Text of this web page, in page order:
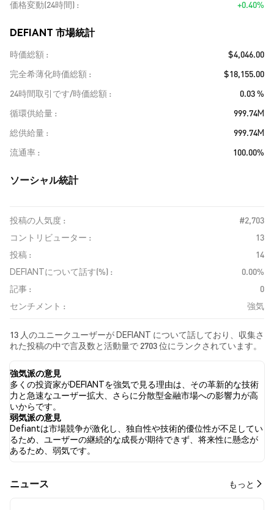
価格変動(24時間)
+0.40%
DEFIANT 市場統計
時価総額
$4,046.00
完全希薄化時価総額
$18,155.00
24時間取引です/時価総額
0.03 %
循環供給量
999.74M
総供給量
999.74M
流通率
100.00%
ソーシャル統計
投稿の人気度 :
#2,703
コントリビューター :
13
投稿 :
14
DEFIANTについて話す(%) :
0.00%
記事 :
0
センチメント :
強気
13 人のユニークユーザーが DEFIANT について話しており、収集さ
れた投稿の中で言及数と活動量で 2703 位にランクされています。
の感情は 強気 でした。 最後に、DEFIANT に関するニュース記事
が 0 件公開されました。 Twitterでは、7.14% のツイートが強気の
感情を示し、7.14% のツイートが弱気の感情を示しました。
85.71% のツイートは DEFIANT に対して中立的でした。 これらの
感情分析は 14 件のツイートに基づいています。
強気派の意見
多くの投資家がDEFIANTを強気で見る理由は、その革新的な技術
力と急速なユーザー拡大、さらに分散型金融市場への影響力が高
いからです。
弱気派の意見
Defiantは市場競争が激化し、独自性や技術的優位性が不足してい
るため、ユーザーの継続的な成長が期待できず、将来性に懸念が
あるため、弱気です。
​​ニュース​​ もっと